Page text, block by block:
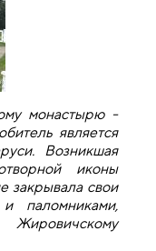
монастырю -
является
Возникшая
иконы
закрывала свои
паломниками,
Жировичскому